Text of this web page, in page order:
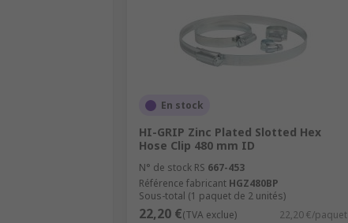
En stock
HI-GRIP Zinc Plated Slotted Hex
Hose Clip 480 mm ID
N° de stock RS 667-453
Référence fabricant HGZ480BP
Sous-total (1 paquet de 2 unités)
22,20 €(TVA exclue) 22,20 €/paquet